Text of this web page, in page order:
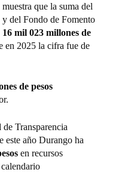
que la suma del
del Fondo de Fomento
16 mil 023 millones de
en 2025 la cifra fue de
de pesos
Transparencia
este año Durango ha
en recursos